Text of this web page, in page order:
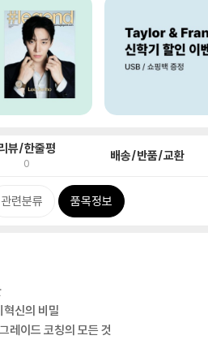
뷰/한줄평
0 배송/반품/교환
관련분류 품목정보
혁신의 비밀
레이드 코칭의 모든 것